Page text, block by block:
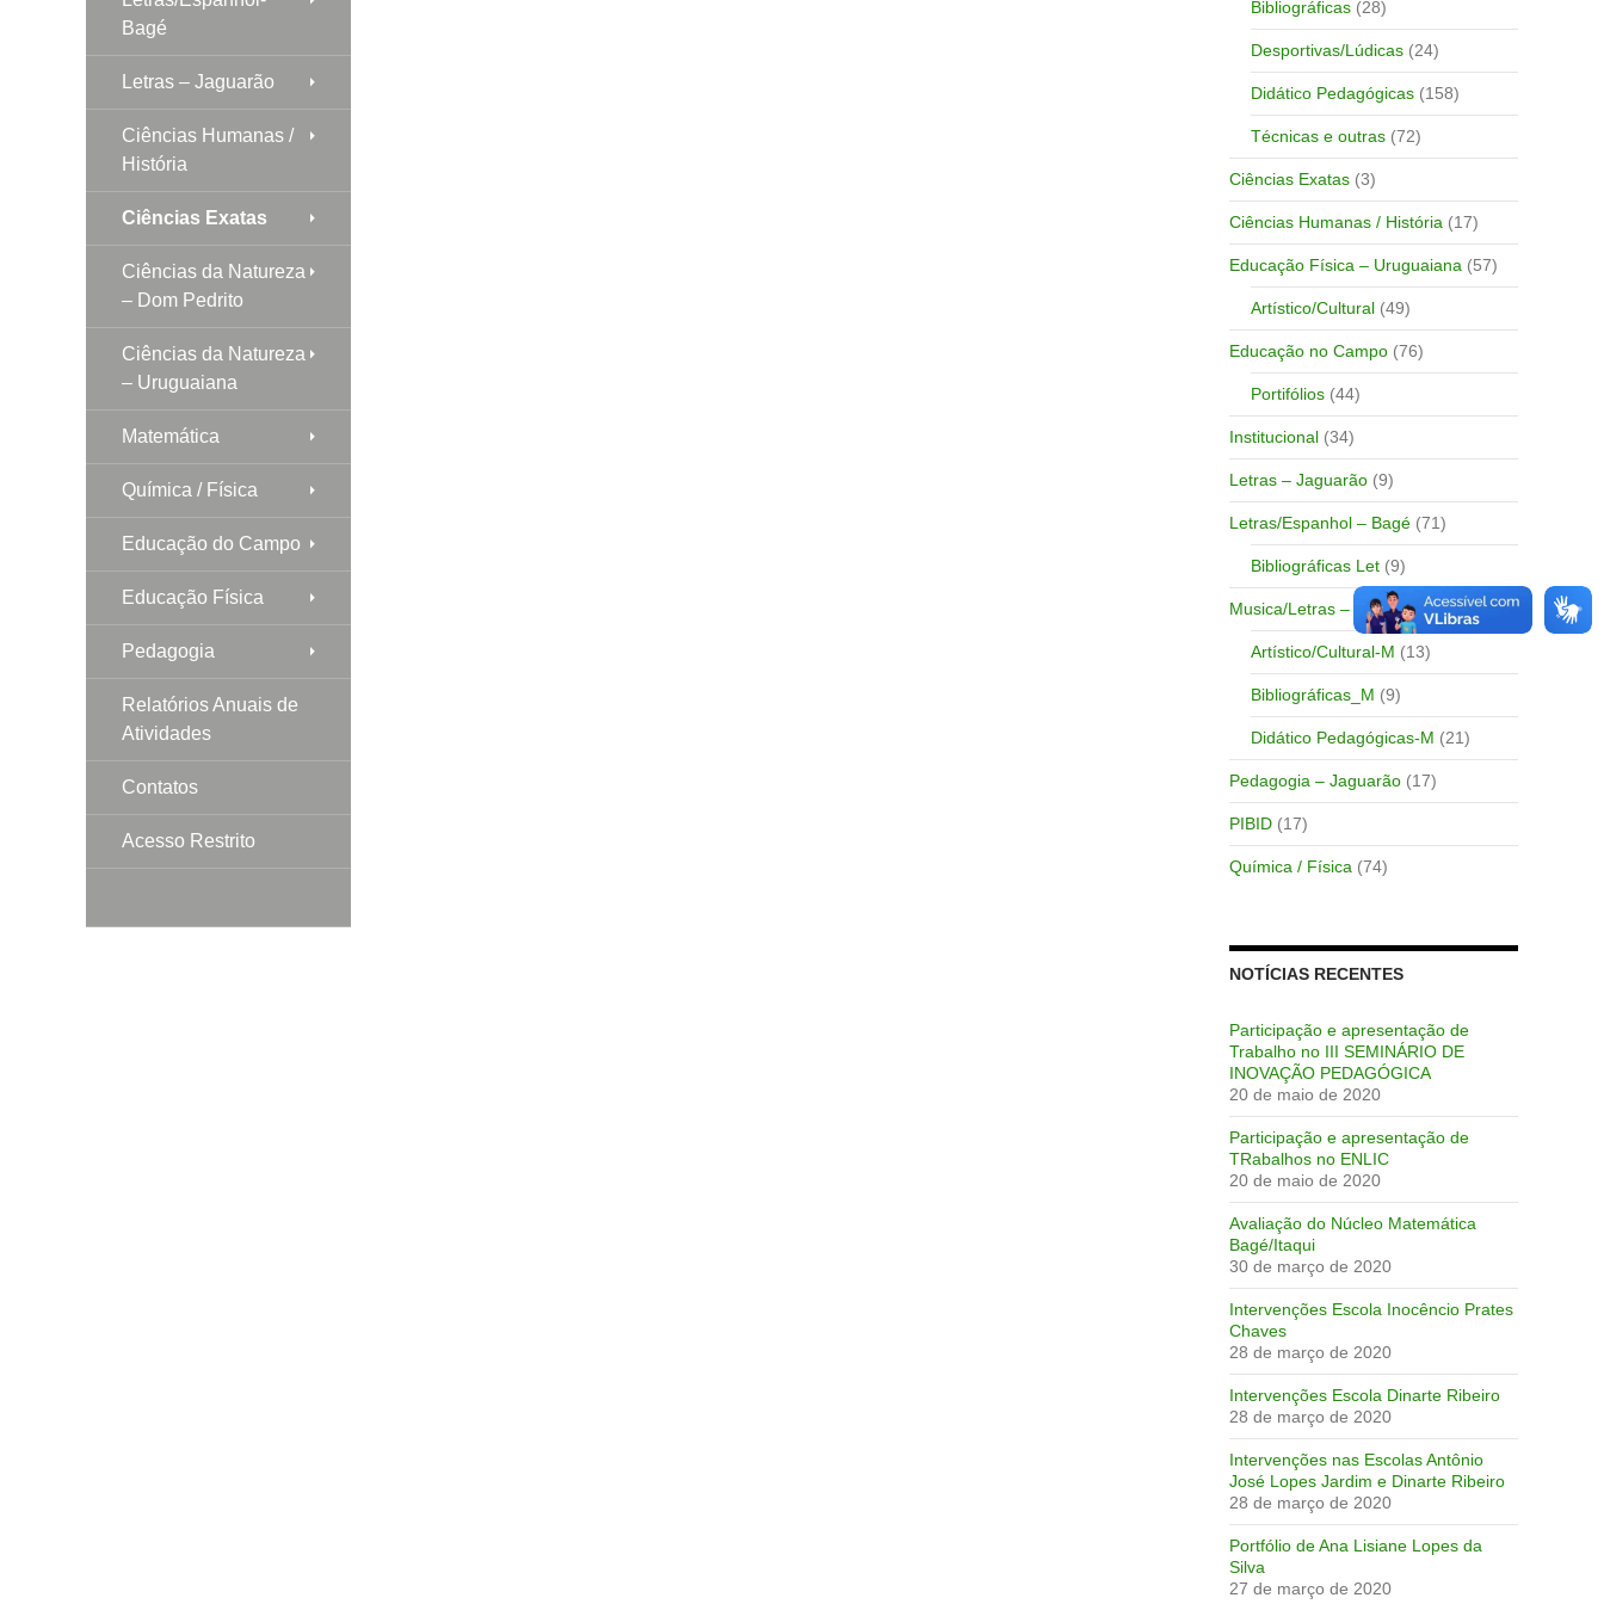
Bibliográficas(28)
Desportivas/Lúdicas(24)
Didático Pedagógicas(158)
Técnicas e outras(72)
Ciências Exatas(3)
Ciências Humanas / História (17)
Educação Física – Uruguaiana (57)
Artístico/Cultural(49)
Educação no Campo(76)
Portifólios(44)
Institucional(34)
Letras – Jaguarão(9)
Letras/Espanhol – Bagé(71)
Bibliográficas Let(9)
Musica/Letras – Bagé(47)
Artístico/Cultural-M (13)
Bibliográficas_M (9)
Didático Pedagógicas-M (21)
Pedagogia – Jaguarão(17)
PIBID(17)
Química / Física (74)
NOTÍCIAS RECENTES
Participação e apresentação de
Trabalho no III SEMINÁRIO DE
INOVAÇÃO PEDAGÓGICA
20 de maio de 2020
Participação e apresentação de
TRabalhos no ENLIC
20 de maio de 2020
Avaliação do Núcleo Matemática
Bagé/Itaqui
30 de março de 2020
Intervenções Escola Inocêncio Prates
Chaves
28 de março de 2020
Intervenções Escola Dinarte Ribeiro
28 de março de 2020
Intervenções nas Escolas Antônio
José Lopes Jardim e Dinarte Ribeiro
28 de março de 2020
Portfólio de Ana Lisiane Lopes da
Silva
27 de março de 2020
Bagé
Letras – Jaguarão
Ciências Humanas /
História
Ciências Exatas
Ciências da Natureza
– Dom Pedrito
Ciências da Natureza
– Uruguaiana
Matemática
Química / Física
Educação do Campo
Educação Física
Pedagogia
Relatórios Anuais de
Atividades
Contatos
Acesso Restrito